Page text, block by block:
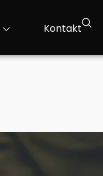
Kontakt